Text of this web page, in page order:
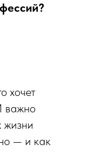
хочет
важно
жизни
— и как